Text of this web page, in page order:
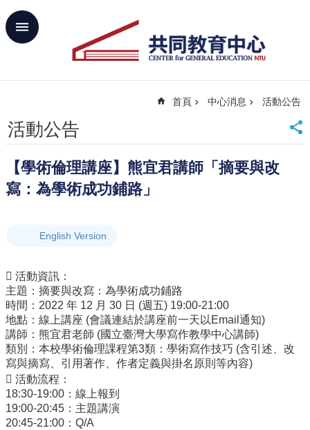
跳到主要內容區塊
進
首
頁
大
首
頁
聯
絡
資
訊
English
關
於
中
心
首頁 中心消息 活動公告
活動公告
【學術倫理講座】熊宜君講師「摘要與改
寫：為學術成功鋪路」
English Version
 活動資訊：
主題：摘要與改寫：為學術成功鋪路
時間：2022 年 12 月 30 日 (週五) 19:00-21:00
地點：線上講座 (會議連結於講座前一天以Email通知)
講師：熊宜君老師 (國立臺灣大學寫作教學中心講師)
類別：本校學術倫理課程第3類：學術寫作技巧 (含引述、改
寫與摘寫、引用著作、作者定義與掛名原則等內容)
 活動流程：
18:30-19:00：線上報到
19:00-20:45：主題講演
20:45-21:00：Q/A